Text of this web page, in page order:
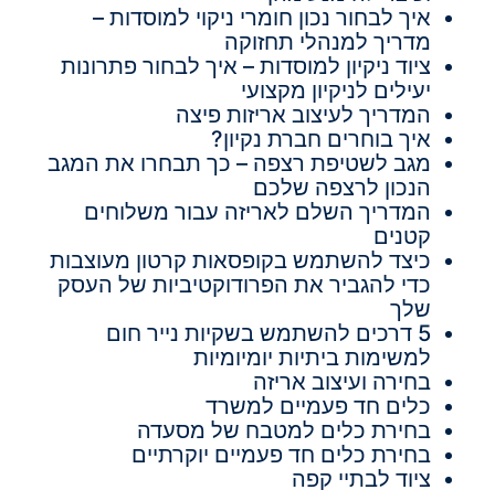
איך לבחור נכון חומרי ניקוי למוסדות –
מדריך למנהלי תחזוקה
ציוד ניקיון למוסדות – איך לבחור פתרונות
יעילים לניקיון מקצועי
המדריך לעיצוב אריזות פיצה
איך בוחרים חברת נקיון?
מגב לשטיפת רצפה – כך תבחרו את המגב
הנכון לרצפה שלכם
המדריך השלם לאריזה עבור משלוחים
קטנים
כיצד להשתמש בקופסאות קרטון מעוצבות
כדי להגביר את הפרודוקטיביות של העסק
שלך
5 דרכים להשתמש בשקיות נייר חום
למשימות ביתיות יומיומיות
בחירה ועיצוב אריזה
כלים חד פעמיים למשרד
בחירת כלים למטבח של מסעדה
בחירת כלים חד פעמיים יוקרתיים
ציוד לבתיי קפה